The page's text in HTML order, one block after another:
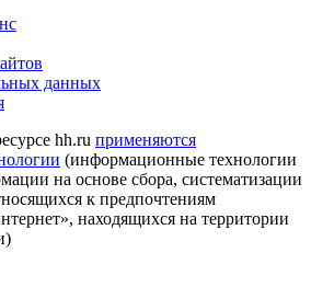
данных
hh.ru применяются
(информационные технологии
на основе сбора, систематизации
к предпочтениям
находящихся на территории